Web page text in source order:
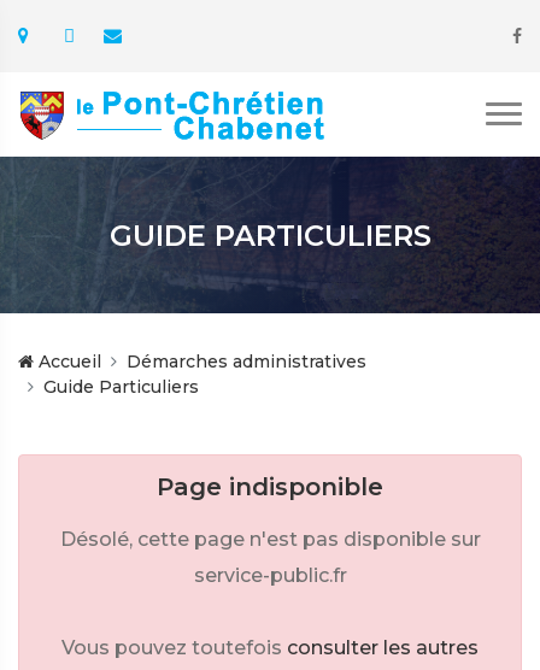
GUIDE PARTICULIERS
Accueil
Démarches administratives
Guide Particuliers
Page indisponible
Désolé, cette page n'est pas disponible sur
service-public.fr
Vous pouvez toutefois consulter les autres